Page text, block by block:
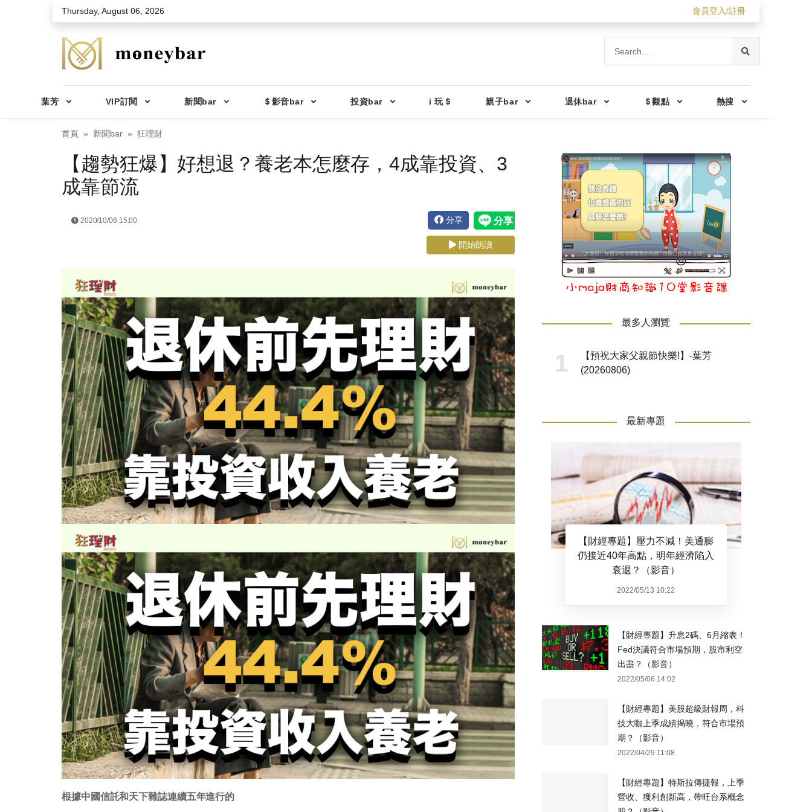
Skip to main contentThursday, August 06, 2026 會員登入/註冊
葉芳 VIP訂閱 新聞bar ＄影音bar 投資bar i 玩＄ 親子bar 退休bar ＄觀點 熱搜
首頁 新聞bar 狂理財
【趨勢狂爆】好想退？養老本怎麼存，4成靠投資、3
成靠節流
2020/10/06 15:00 分享
開始朗讀
根據中國信託和天下雜誌連續五年進行的
最多人瀏覽
【預祝大家父親節快樂!】-葉芳
(20260806)
最新專題
【財經專題】壓力不減！美通膨
仍接近40年高點，明年經濟陷入
衰退？（影音）
2022/05/13 10:22
【財經專題】升息2碼、6月縮表！
Fed決議符合市場預期，股市利空
出盡？（影音）
2022/05/06 14:02
【財經專題】美股超級財報周，科
技大咖上季成績揭曉，符合市場預
期？（影音）
2022/04/29 11:08
【財經專題】特斯拉傳捷報，上季
營收、獲利創新高，帶旺台系概念